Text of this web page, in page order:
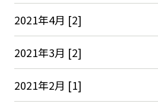
2021年4月 [2]
2021年3月 [2]
2021年2月 [1]